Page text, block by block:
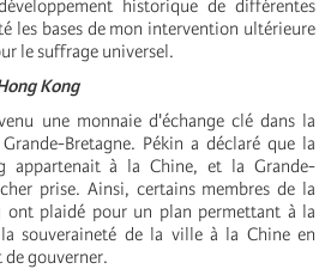
historique de différentes
les bases de mon intervention ultérieure
le suffrage universel.
Kong
une monnaie d'échange clé dans la
Bretagne. Pékin a déclaré que la
appartenait à la Chine, et la Grande-
prise. Ainsi, certains membres de la
ont plaidé pour un plan permettant à la
souveraineté de la ville à la Chine en
gouverner.